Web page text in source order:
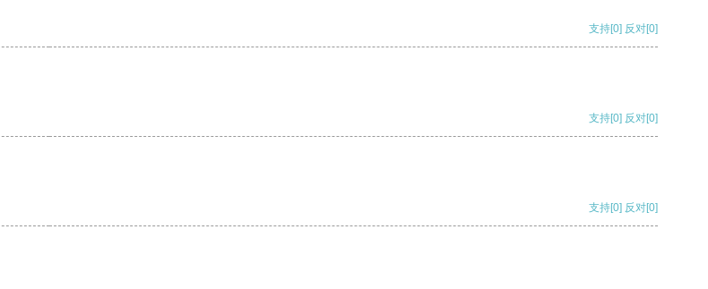
支持[0] 反对[0]
支持[0] 反对[0]
支持[0] 反对[0]